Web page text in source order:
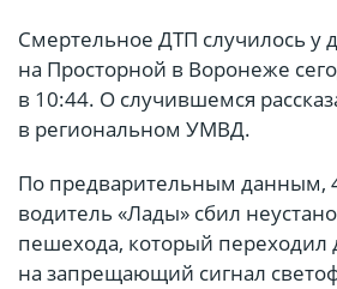
Смертельное ДТП случилось у
на Просторной в Воронеже
в 10:44. О случившемся
в региональном УМВД.
По предварительным данным,
водитель «Лады» сбил
пешехода, который переходил
на запрещающий сигнал